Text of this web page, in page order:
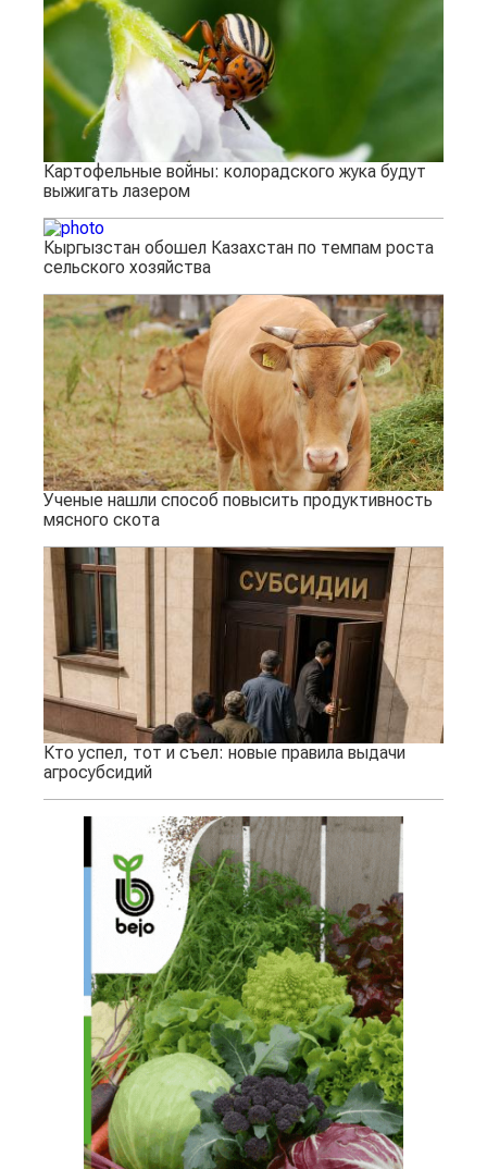
Картофельные войны: колорадского жука будут
выжигать лазером
Кыргызстан обошел Казахстан по темпам роста
сельского хозяйства
Ученые нашли способ повысить продуктивность
мясного скота
Кто успел, тот и съел: новые правила выдачи
агросубсидий